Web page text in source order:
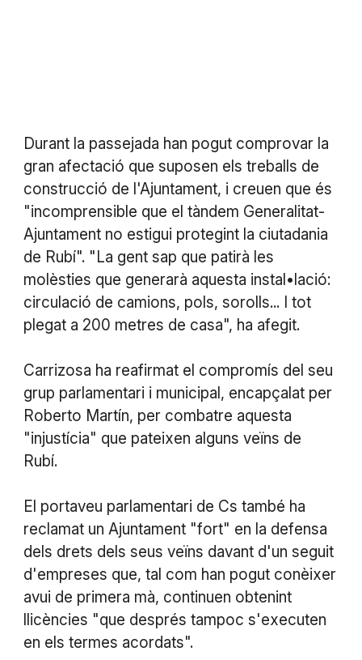
Durant la passejada han pogut comprovar la
gran afectació que suposen els treballs de
construcció de l'Ajuntament, i creuen que és
"incomprensible que el tàndem Generalitat-
Ajuntament no estigui protegint la ciutadania
de Rubí". "La gent sap que patirà les
molèsties que generarà aquesta instal•lació:
circulació de camions, pols, sorolls... I tot
plegat a 200 metres de casa", ha afegit.
Carrizosa ha reafirmat el compromís del seu
grup parlamentari i municipal, encapçalat per
Roberto Martín, per combatre aquesta
"injustícia" que pateixen alguns veïns de
Rubí.
El portaveu parlamentari de Cs també ha
reclamat un Ajuntament "fort" en la defensa
dels drets dels seus veïns davant d'un seguit
d'empreses que, tal com han pogut conèixer
avui de primera mà, continuen obtenint
llicències "que després tampoc s'executen
en els termes acordats".